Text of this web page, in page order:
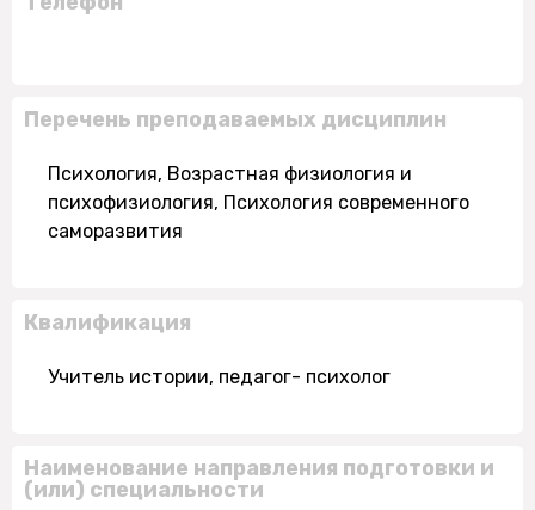
Перечень преподаваемых дисциплин
Психология, Возрастная физиология и
психофизиология, Психология современного
саморазвития
Квалификация
Учитель истории, педагог- психолог
Наименование направления подготовки и
(или) специальности